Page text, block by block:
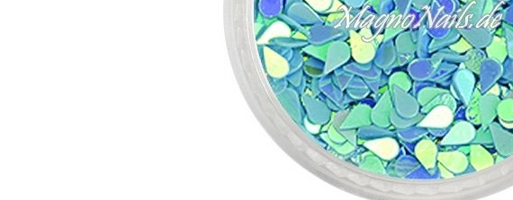
Airbrush
3D Nail Formen
Feine Acrylfarbe / Aquarell
Nail Piercing